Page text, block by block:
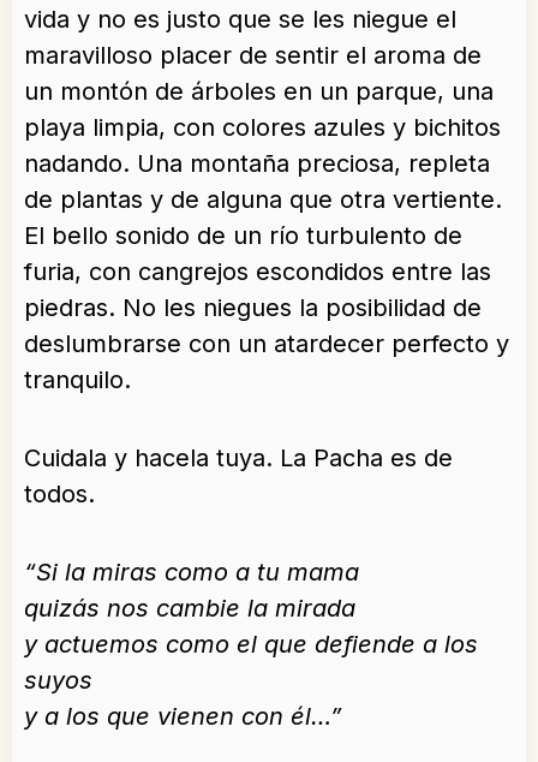
vida y no es justo que se les niegue el
maravilloso placer de sentir el aroma de
un montón de árboles en un parque, una
playa limpia, con colores azules y bichitos
nadando. Una montaña preciosa, repleta
de plantas y de alguna que otra vertiente.
El bello sonido de un río turbulento de
furia, con cangrejos escondidos entre las
piedras. No les niegues la posibilidad de
deslumbrarse con un atardecer perfecto y
tranquilo.
Cuidala y hacela tuya. La Pacha es de
todos.
“Si la miras como a tu mama
quizás nos cambie la mirada
y actuemos como el que defiende a los
suyos
y a los que vienen con él…”